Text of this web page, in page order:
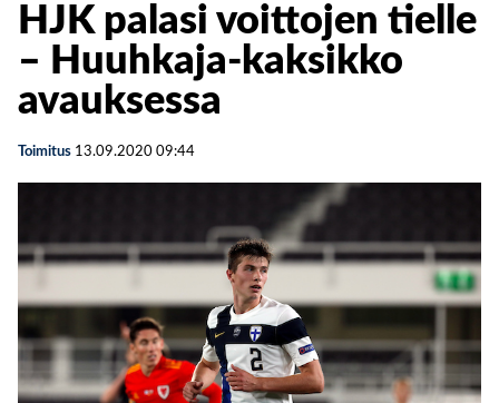
HJK palasi voittojen tielle
– Huuhkaja-kaksikko
avauksessa
Toimitus 13.09.2020 09:44